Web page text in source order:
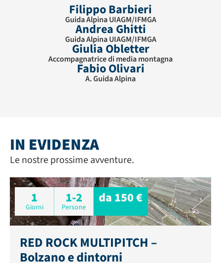
Filippo Barbieri
Guida Alpina UIAGM/IFMGA
Andrea Ghitti
Guida Alpina UIAGM/IFMGA
Giulia Obletter
Accompagnatrice di media montagna
Fabio Olivari
A. Guida Alpina
IN EVIDENZA
Le nostre prossime avventure.
1
Giorni
1-2
Persone
da 150 €
RED ROCK MULTIPITCH –
Bolzano e dintorni